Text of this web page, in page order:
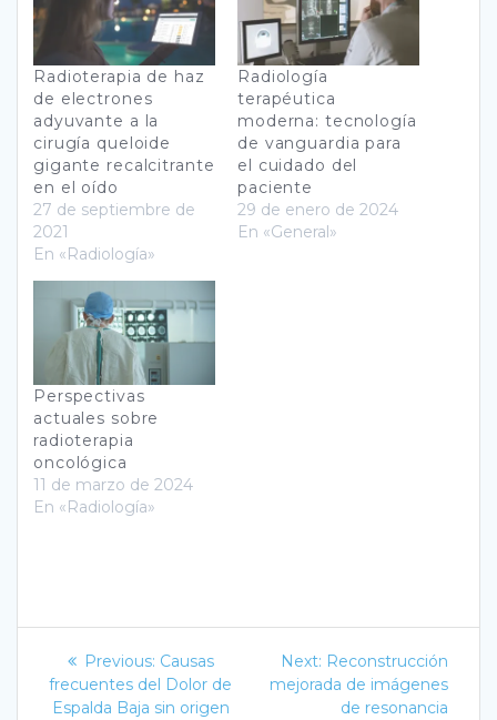
Radioterapia de haz
de electrones
adyuvante a la
cirugía queloide
gigante recalcitrante
en el oído
27 de septiembre de
2021
En «Radiología»
Radiología
terapéutica
moderna: tecnología
de vanguardia para
el cuidado del
paciente
29 de enero de 2024
En «General»
Perspectivas
actuales sobre
radioterapia
oncológica
11 de marzo de 2024
En «Radiología»
Navegación
de
Previous: Previous
post:
Causas
frecuentes del Dolor de
Espalda Baja sin origen
Next: Next
post:
Reconstrucción
mejorada de imágenes
de resonancia